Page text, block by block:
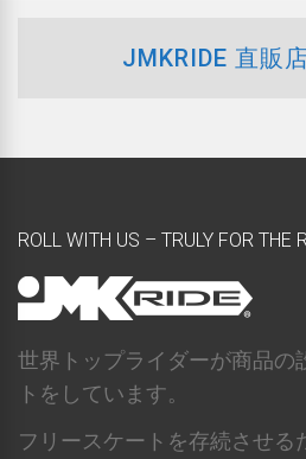
JMKRIDE 直販
ROLL WITH US – TRULY FOR THE
世界トップライダーが商品の
トをしています。
フリースケートを存続させる